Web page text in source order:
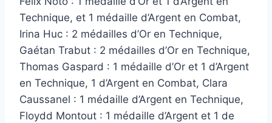
Technique, et 1 médaille d’Argent en Combat,
Irina Huc : 2 médailles d’Or en Technique,
Gaétan Trabut : 2 médailles d’Or en Technique,
Thomas Gaspard : 1 médaille d’Or et 1 d’Argent
en Technique, 1 d’Argent en Combat, Clara
Caussanel : 1 médaille d’Argent en Technique,
Floydd Montout : 1 médaille d’Argent et 1 de